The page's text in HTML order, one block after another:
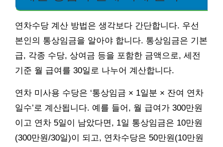
연차수당 계산 방법은 생각보다 간단합니다. 우선
본인의 통상임금을 알아야 합니다. 통상임금은 기본
급, 각종 수당, 상여금 등을 포함한 금액으로, 세전
기준 월 급여를 30일로 나누어 계산합니다.
연차 미사용 수당은 ‘통상임금 × 1일분 × 잔여 연차
일수’로 계산됩니다. 예를 들어, 월 급여가 300만원
이고 연차 5일이 남았다면, 1일 통상임금은 10만원
(300만원/30일)이 되고, 연차수당은 50만원(10만원